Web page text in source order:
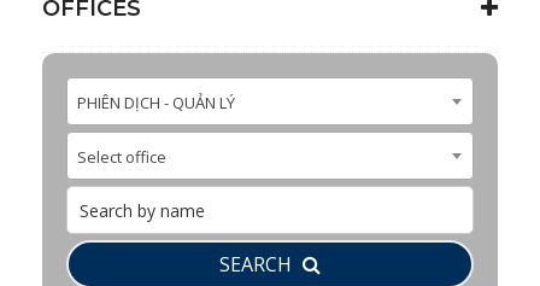
OFFICES
PHIÊN DỊCH - QUẢN LÝ
Select office
SEARCH